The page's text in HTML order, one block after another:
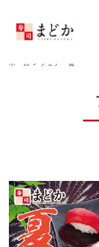
ホーム > フェア一覧